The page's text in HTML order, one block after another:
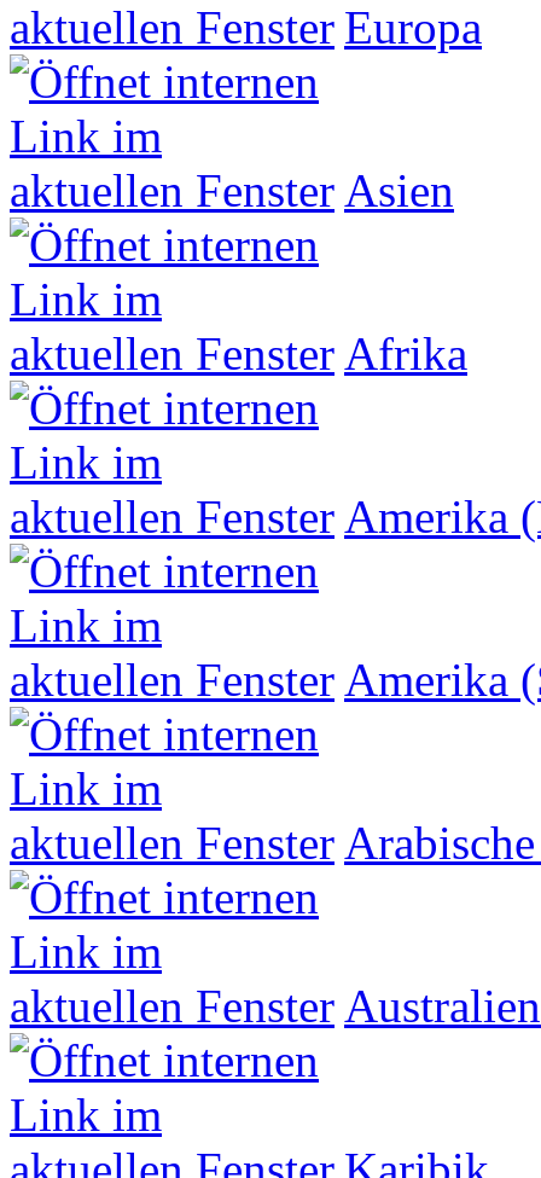
Europa
Asien
Afrika
Amerika
Amerika
Australien